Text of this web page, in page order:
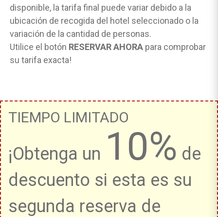
disponible, la tarifa final puede variar debido a la
ubicación de recogida del hotel seleccionado o la
variación de la cantidad de personas.
Utilice el botón RESERVAR AHORA para comprobar
su tarifa exacta!
TIEMPO LIMITADO
¡Obtenga un 10% de
descuento si esta es su
segunda reserva de